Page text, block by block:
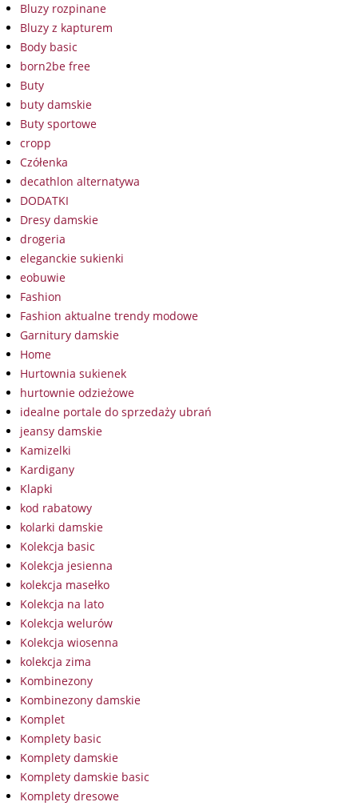
Bluzy rozpinane
Bluzy z kapturem
Body basic
born2be free
Buty
buty damskie
Buty sportowe
cropp
Czółenka
decathlon alternatywa
DODATKI
Dresy damskie
drogeria
eleganckie sukienki
eobuwie
Fashion
Fashion aktualne trendy modowe
Garnitury damskie
Home
Hurtownia sukienek
hurtownie odzieżowe
idealne portale do sprzedaży ubrań
jeansy damskie
Kamizelki
Kardigany
Klapki
kod rabatowy
kolarki damskie
Kolekcja basic
Kolekcja jesienna
kolekcja masełko
Kolekcja na lato
Kolekcja welurów
Kolekcja wiosenna
kolekcja zima
Kombinezony
Kombinezony damskie
Komplet
Komplety basic
Komplety damskie
Komplety damskie basic
Komplety dresowe